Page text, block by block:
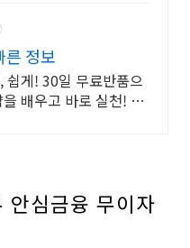
른 정보
쉽게! 30일 무료반품으
배우고 바로 실천! 오
안심금융 무이자